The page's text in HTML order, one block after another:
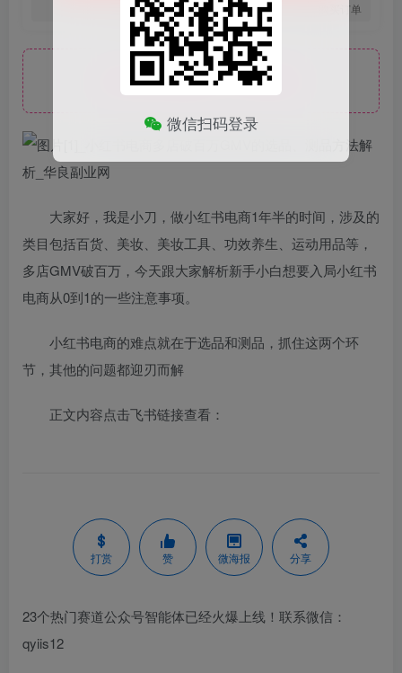
您当前未登录！建议登陆后购买，可保存购买订单
此处内容已隐藏，请付费后查看
大家好，我是小刀，做小红书电商1年半的时间，涉及的
类目包括百货、美妆、美妆工具、功效养生、运动用品等，
多店GMV破百万，今天跟大家解析新手小白想要入局小红书
电商从0到1的一些注意事项。
小红书电商的难点就在于选品和测品，抓住这两个环
节，其他的问题都迎刃而解
正文内容点击飞书链接查看：
打赏 赞 微海报 分享
23个热门赛道公众号智能体已经火爆上线！联系微信：
qyiis12
微信扫码登录